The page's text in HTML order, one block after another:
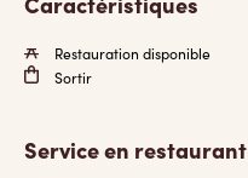
Restauration disponible
Sortir
Service en restaurant